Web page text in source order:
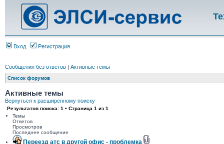
Вход Регистрация
Сообщения без ответов | Активные темы
Список форумов
Активные темы
Вернуться к расширенному поиску
Результатов поиска: 1 • Страница 1 из 1
Темы
Ответов
Просмотров
Последнее сообщение
Переезд атс в другой офис - проблемка